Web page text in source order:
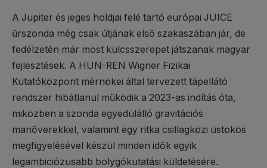
A Jupiter és jeges holdjai felé tartó európai JUICE
űrszonda még csak útjának első szakaszában jár, de
fedélzetén már most kulcsszerepet játszanak magyar
fejlesztések. A HUN-REN Wigner Fizikai
Kutatóközpont mérnökei által tervezett tápellátó
rendszer hibátlanul működik a 2023-as indítás óta,
miközben a szonda egyedülálló gravitációs
manőverekkel, valamint egy ritka csillagközi üstökös
megfigyelésével készül minden idők egyik
legambiciózusabb bolygókutatási küldetésére.